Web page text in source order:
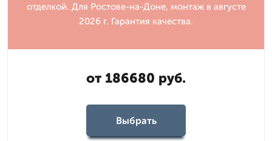
отделкой. Для Ростове-на-Доне, монтаж в августе
2026 г. Гарантия качества.
от 186680 руб.
Выбрать